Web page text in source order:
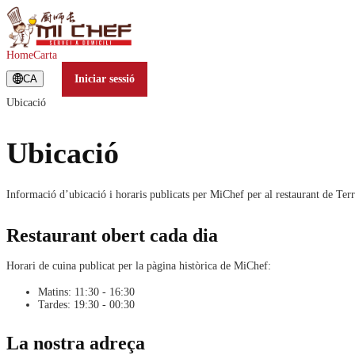
HomeCarta
CA
Iniciar sessió
Ubicació
Ubicació
Informació d’ubicació i horaris publicats per MiChef per al restaurant de
Restaurant obert cada dia
Horari de cuina publicat per la pàgina històrica de MiChef:
Matins: 11:30 - 16:30
Tardes: 19:30 - 00:30
La nostra adreça